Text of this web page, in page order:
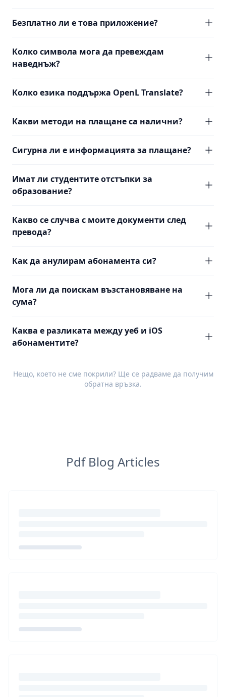
Безплатно ли е това приложение?
Колко символа мога да превеждам
наведнъж?
Колко езика поддържа OpenL Translate?
Какви методи на плащане са налични?
Сигурна ли е информацията за плащане?
Имат ли студентите отстъпки за
образование?
Какво се случва с моите документи след
превода?
Как да анулирам абонамента си?
Мога ли да поискам възстановяване на
сума?
Каква е разликата между уеб и iOS
абонаментите?
Нещо, което не сме покрили? Ще се радваме да получим
обратна връзка.
Pdf Blog Articles